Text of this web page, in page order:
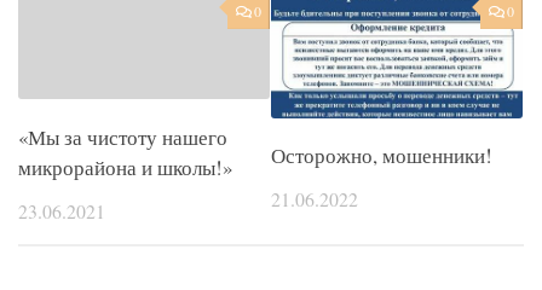
0
«Мы за чистоту нашего
микрорайона и школы!»
23.06.2021
0
Осторожно, мошенники!
21.06.2022